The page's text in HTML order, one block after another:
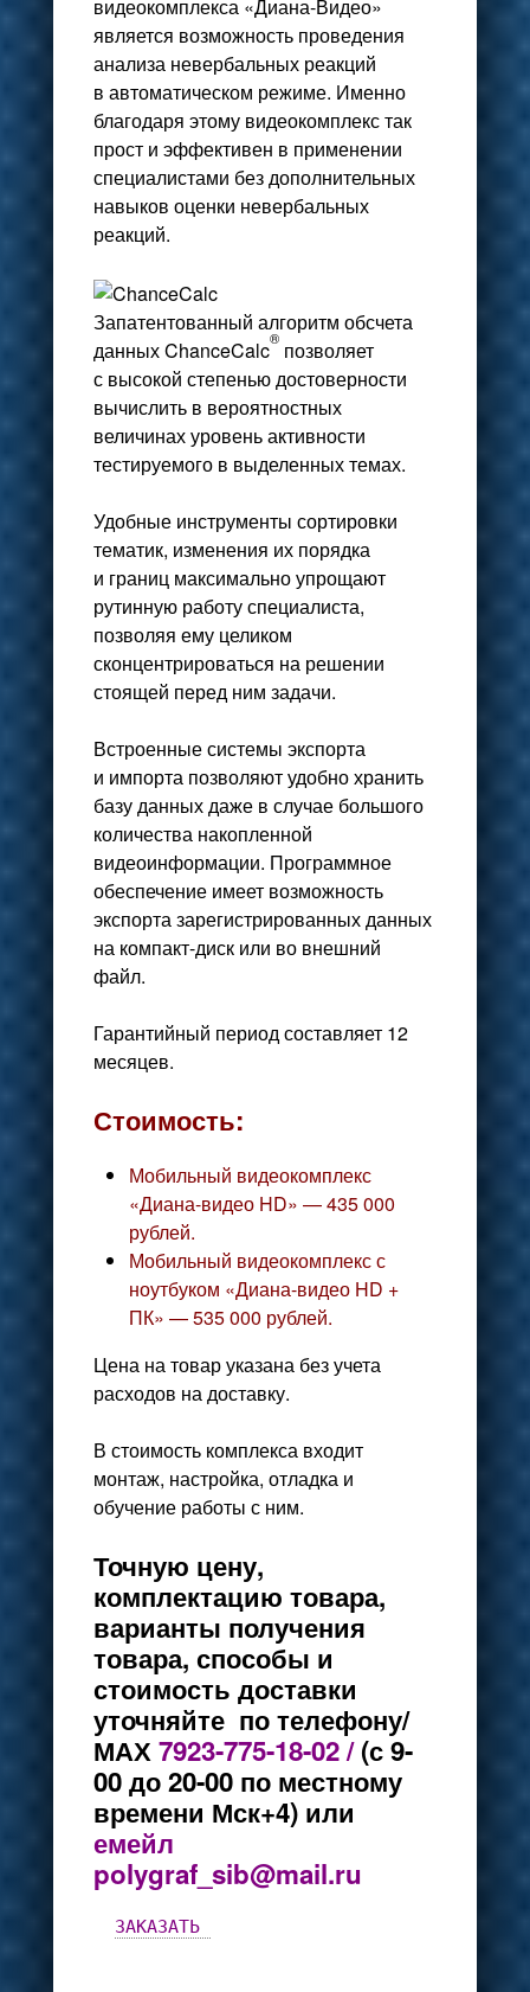
видеокомплекса «Диана-Видео»
является возможность проведения
анализа невербальных реакций
в автоматическом режиме. Именно
благодаря этому видеокомплекс так
прост и эффективен в применении
специалистами без дополнительных
навыков оценки невербальных
реакций.
Запатентованный алгоритм обсчета
данных ChanceCalc®позволяет
с высокой степенью достоверности
вычислить в вероятностных
величинах уровень активности
тестируемого в выделенных темах.
Удобные инструменты сортировки
тематик, изменения их порядка
и границ максимально упрощают
рутинную работу специалиста,
позволяя ему целиком
сконцентрироваться на решении
стоящей перед ним задачи.
Встроенные системы экспорта
и импорта позволяют удобно хранить
базу данных даже в случае большого
количества накопленной
видеоинформации. Программное
обеспечение имеет возможность
экспорта зарегистрированных данных
на компакт-диск или во внешний
файл.
Гарантийный период составляет 12
месяцев.
Стоимость:
Мобильный видеокомплекс
«Диана-видео HD» — 435 000
рублей.
Мобильный видеокомплекс с
ноутбуком «Диана-видео HD +
ПК» — 535 000 рублей.
Цена на товар указана без учета
расходов на доставку.
В стоимость комплекса входит
монтаж, настройка, отладка и
обучение работы с ним.
Точную цену,
комплектацию товара,
варианты получения
товара, способы и
стоимость доставки
уточняйте по телефону/
МАХ7923-775-18-02 /(с 9-
00 до 20-00 по местному
времени Мск+4) или
емейл
polygraf_sib@mail.ru
ЗАКАЗАТЬ